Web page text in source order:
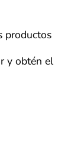
el ámbito de
variedad de
de
productos
y obtén el